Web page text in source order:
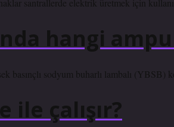
santrallerde elektrik üretmek için
hangi
basınçlı sodyum buharlı lambalı (YBSB)
çalışır?